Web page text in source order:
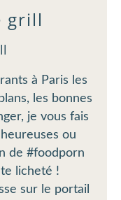
grill
à Paris les
les bonnes
je vous fais
ou
de #foodporn
licheté !
sur le portail